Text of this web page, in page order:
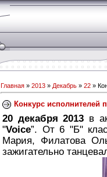
Главная » 2013 » Декабрь » 22 »
Конкурс исполнителей
20 декабря 2013 в
"Voice”. От 6 "Б"
Мария, Филатова
зажигательно